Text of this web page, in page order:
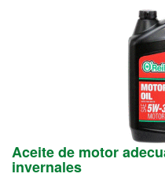
Aceite de motor
invernales